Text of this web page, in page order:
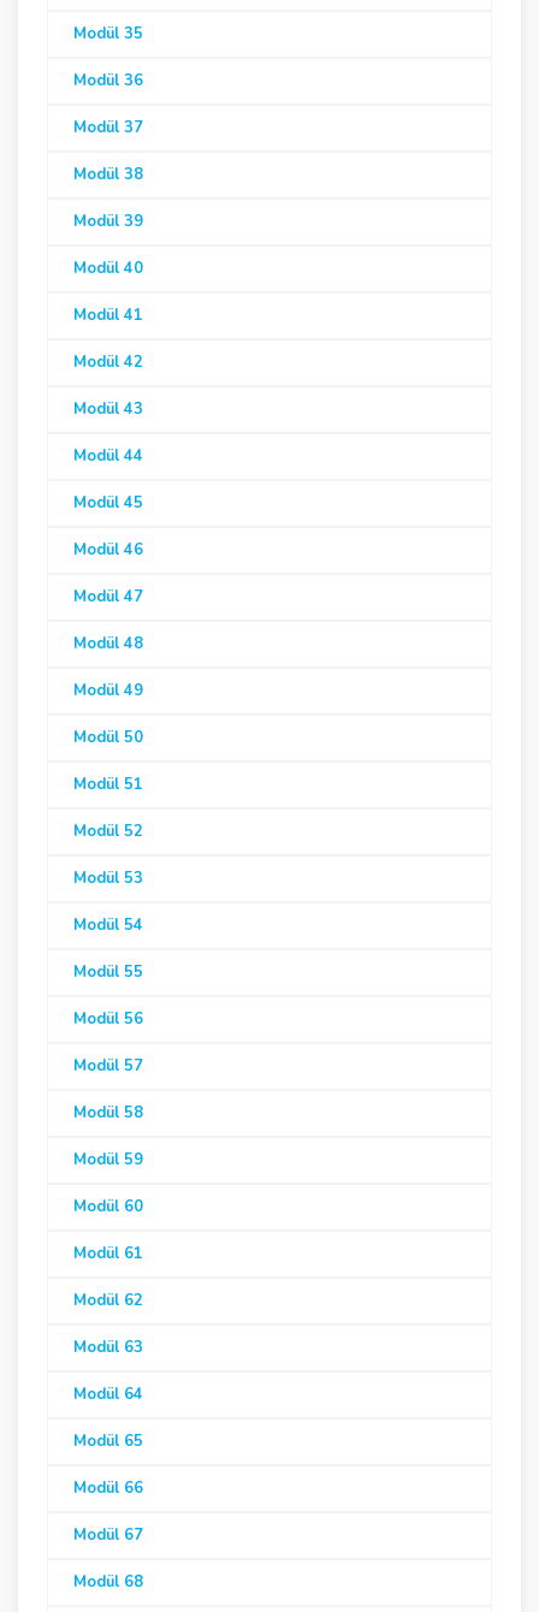
Modül 35
Modül 36
Modül 37
Modül 38
Modül 39
Modül 40
Modül 41
Modül 42
Modül 43
Modül 44
Modül 45
Modül 46
Modül 47
Modül 48
Modül 49
Modül 50
Modül 51
Modül 52
Modül 53
Modül 54
Modül 55
Modül 56
Modül 57
Modül 58
Modül 59
Modül 60
Modül 61
Modül 62
Modül 63
Modül 64
Modül 65
Modül 66
Modül 67
Modül 68